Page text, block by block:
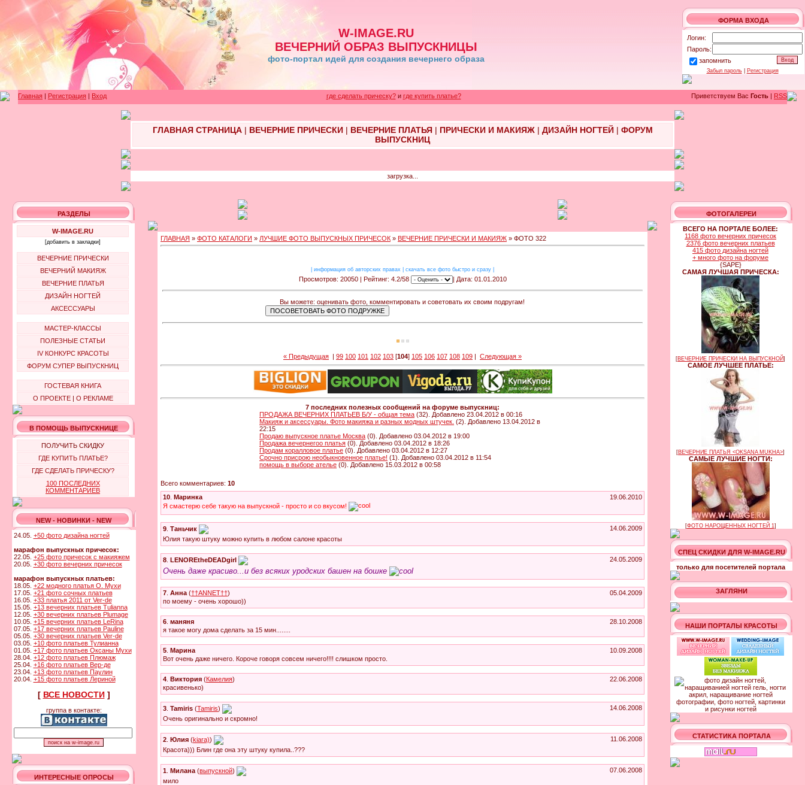
W-IMAGE.RU
ВЕЧЕРНИЙ ОБРАЗ ВЫПУСКНИЦЫ
фото-портал идей для создания вечернего образа
ФОРМА ВХОДА
Логин:
Пароль:
запомнить
Забыл пароль| Регистрация
Главная | Регистрация | Вход где сделать прическу?и где купить платье? Приветствуем Вас Гость | RSS
ГЛАВНАЯ СТРАНИЦА| ВЕЧЕРНИЕ ПРИЧЕСКИ| ВЕЧЕРНИЕ ПЛАТЬЯ| ПРИЧЕСКИ И МАКИЯЖ| ДИЗАЙН НОГТЕЙ| ФОРУМ
ВЫПУСКНИЦ
загрузка...
РАЗДЕЛЫ
W-IMAGE.RU
[добавить в закладки]
ВЕЧЕРНИЕ ПРИЧЕСКИ
ВЕЧЕРНИЙ МАКИЯЖ
ВЕЧЕРНИЕ ПЛАТЬЯ
ДИЗАЙН НОГТЕЙ
АКСЕССУАРЫ
МАСТЕР-КЛАССЫ
ПОЛЕЗНЫЕ СТАТЬИ
IV КОНКУРС КРАСОТЫ
ФОРУМ СУПЕР ВЫПУСКНИЦ
ГОСТЕВАЯ КНИГА
О ПРОЕКТЕ| О РЕКЛАМЕ
В ПОМОЩЬ ВЫПУСКНИЦЕ
ПОЛУЧИТЬ СКИДКУ
ГДЕ КУПИТЬ ПЛАТЬЕ?
ГДЕ СДЕЛАТЬ ПРИЧЕСКУ?
100 ПОСЛЕДНИХ
КОММЕНТАРИЕВ
NEW - НОВИНКИ - NEW
24.05. +50 фото дизайна ногтей
марафон выпускных причесок:
22.05. +25 фото причесок с макияжем
20.05. +30 фото вечерних причесок
марафон выпускных платьев:
18.05. +22 модного платья О. Мухи
17.05. +21 фото сочных платьев
16.05. +33 платья 2011 от Ver-de
15.05. +13 вечерних платьев Tulianna
12.05. +30 вечерних платьев Plumage
10.05. +15 вечерних платьев LeRina
07.05. +17 вечерних платьев Pauline
05.05. +30 вечерних платьев Ver-de
03.05. +10 фото платьев Тулианна
01.05. +17 фото платьев Оксаны Мухи
28.04. +12 фото платьев Плюмаж
25.04. +16 фото платьев Вер-де
23.04. +13 фото платьев Паулин
20.04. +15 фото платьев Лериной
[ ВСЕ НОВОСТИ]
группа в контакте:
ИНТЕРЕСНЫЕ ОПРОСЫ
ГЛАВНАЯ » ФОТО КАТАЛОГИ » ЛУЧШИЕ ФОТО ВЫПУСКНЫХ ПРИЧЕСОК » ВЕЧЕРНИЕ ПРИЧЕСКИ И МАКИЯЖ » ФОТО 322
информация об авторских правах скачать все фото быстро и сразу
Просмотров: 20050 | Рейтинг: 4.2/58 | Дата: 01.01.2010
Вы можете: оценивать фото, комментировать и советовать их своим подругам!
« Предыдущая | 99 100 101 102 103 [104] 105 106 107 108 109 | Следующая »
7 последних полезных сообщений на форуме выпускниц:
ПРОДАЖА ВЕЧЕРНИХ ПЛАТЬЕВ Б/У - общая тема (32). Добавлено 23.04.2012 в 00:16
Макияж и аксессуары. Фото макияжа и разных модных штучек. (2). Добавлено 13.04.2012 в
22:15
Продаю выпускное платье Москва (0). Добавлено 03.04.2012 в 19:00
Продажа вечернегоо платья (0). Добавлено 03.04.2012 в 18:26
Продам коралловое платье (0). Добавлено 03.04.2012 в 12:27
Срочно присрою необыкновенное платье! (1). Добавлено 03.04.2012 в 11:54
помощь в выборе ателье (0). Добавлено 15.03.2012 в 00:58
Всего комментариев: 10
19.06.2010
10 Маринка
Я смастерю себе такую на выпускной - просто и со вкусом!
14.06.2009
9 Таньчик
Юлия такую штуку можно купить в любом салоне красоты
24.05.2009
8 LENOREtheDEADgirl
Очень даже красиво...и без всяких уродских башен на бошке
05.04.2009
7 Анна (††ANNET††)
по моему - очень хорошо))
28.10.2008
6 маняня
я такое могу дома сделать за 15 мин........
10.09.2008
5 Марина
Вот очень даже ничего. Короче говоря совсем ничего!!!! слишком просто.
22.06.2008
4 Виктория (Камелия)
красивенько)
14.06.2008
3 Tamiris (Tamiris)
Очень оригинально и скромно!
11.06.2008
2 Юлия (kiara))
Красота))) Блин где она эту штуку купила..???
07.06.2008
1 Милана (выпускной)
мило
ФОТОГАЛЕРЕИ
ВСЕГО НА ПОРТАЛЕ БОЛЕЕ:
1168 фото вечерних причесок
2376 фото вечерних платьев
415 фото дизайна ногтей
+ много фото на форуме
{SAPE}
САМАЯ ЛУЧШАЯ ПРИЧЕСКА:
[ВЕЧЕРНИЕ ПРИЧЕСКИ НА ВЫПУСКНОЙ]
САМОЕ ЛУЧШЕЕ ПЛАТЬЕ:
[ВЕЧЕРНИЕ ПЛАТЬЯ <OKSANA MUKHA>]
САМЫЕ ЛУЧШИЕ НОГТИ:
[ФОТО НАРОЩЕННЫХ НОГТЕЙ 1]
СПЕЦ СКИДКИ ДЛЯ W-IMAGE.RU
только для посетителей портала
ЗАГЛЯНИ
НАШИ ПОРТАЛЫ КРАСОТЫ
СТАТИСТИКА ПОРТАЛА